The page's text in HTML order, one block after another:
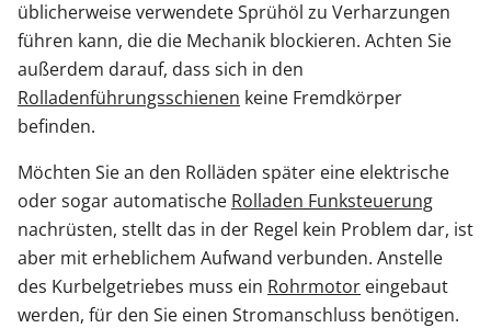
üblicherweise verwendete Sprühöl zu Verharzungen
führen kann, die die Mechanik blockieren. Achten Sie
außerdem darauf, dass sich in den
Rolladenführungsschienen keine Fremdkörper
befinden.
Möchten Sie an den Rolläden später eine elektrische
oder sogar automatische Rolladen Funksteuerung
nachrüsten, stellt das in der Regel kein Problem dar, ist
aber mit erheblichem Aufwand verbunden. Anstelle
des Kurbelgetriebes muss ein Rohrmotor eingebaut
werden, für den Sie einen Stromanschluss benötigen.